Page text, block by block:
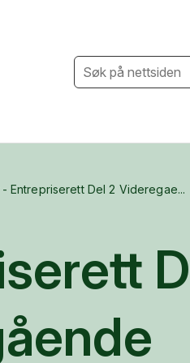
- Entrepriserett Del 2 Videregae...